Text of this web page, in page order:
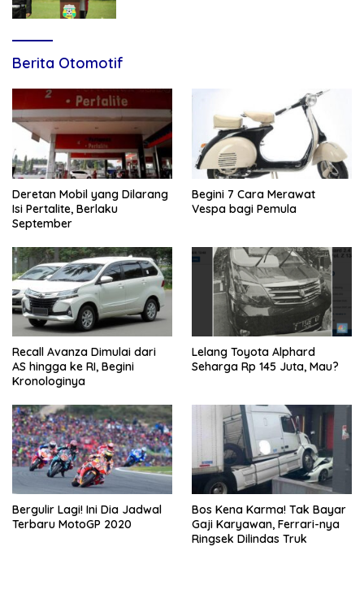
Berita Otomotif
Deretan Mobil yang Dilarang
Isi Pertalite, Berlaku
September
Begini 7 Cara Merawat
Vespa bagi Pemula
Recall Avanza Dimulai dari
AS hingga ke RI, Begini
Kronologinya
Lelang Toyota Alphard
Seharga Rp 145 Juta, Mau?
Bergulir Lagi! Ini Dia Jadwal
Terbaru MotoGP 2020
Bos Kena Karma! Tak Bayar
Gaji Karyawan, Ferrari-nya
Ringsek Dilindas Truk